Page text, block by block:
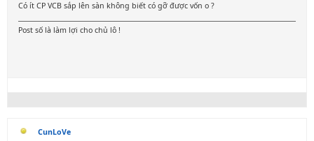
Có ít CP VCB sắp lên sàn không biết có gỡ được vốn o ?
Post số là làm lợi cho chủ lô !
CunLoVe